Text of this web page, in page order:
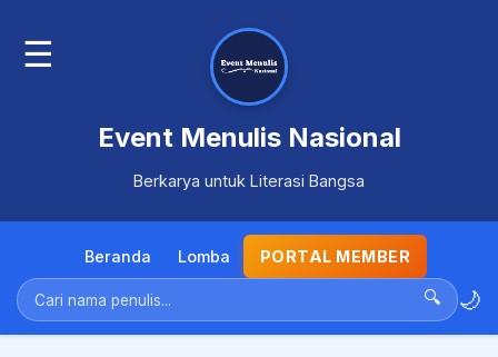
☰
Event Menulis Nasional
Berkarya untuk Literasi Bangsa
Beranda Lomba PORTAL MEMBER
🔍 🌙